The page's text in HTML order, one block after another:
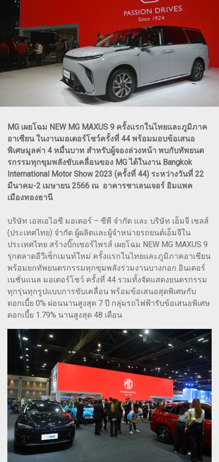
MG เผยโฉม NEW MG MAXUS 9 ครั้งแรกในไทยและภูมิภาค
อาเซียน ในงานมอเตอร์โชว์ครั้งที่ 44 พร้อมมอบข้อเสนอ
พิเศษมูลค่า 4 หมื่นบาท สำหรับผู้จองล่วงหน้า พบกับทัพยนต
รกรรมทุกขุมพลังขับเคลื่อนของ MG ได้ในงาน Bangkok
International Motor Show 2023 (ครั้งที่ 44) ระหว่างวันที่ 22
มีนาคม-2 เมษายน 2566 ณ อาคารชาเลนเจอร์ อิมแพค
เมืองทองธานี
บริษัท เอสเอไอซี มอเตอร์ – ซีพี จำกัด และ บริษัท เอ็มจี เซลส์
(ประเทศไทย) จำกัด ผู้ผลิตและผู้จำหน่ายรถยนต์เอ็มจีใน
ประเทศไทย สร้างบิ๊กเซอร์ไพรส์ เผยโฉม NEW MG MAXUS 9
รุกตลาดอีวีเซ็กเมนท์ใหม่ ครั้งแรกในไทยและภูมิภาคอาเซียน
พร้อมยกทัพยนตรกรรมทุกขุมพลังร่วมงานบางกอก อินเตอร์
เนชั่นแนล มอเตอร์โชว์ ครั้งที่ 44 รวมทั้งจัดแสดงยนตรกรรม
ทุกรุ่นทุกรูปแบบการขับเคลื่อน พร้อมข้อเสนอสุดพิเศษกับ
ดอกเบี้ย 0% ผ่อนนานสูงสุด 7 ปี กลุ่มรถไฟฟ้ารับข้อเสนอพิเศษ
ดอกเบี้ย 1.79% นานสูงสุด 48 เดือน